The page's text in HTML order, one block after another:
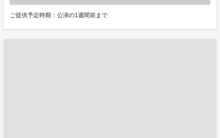
ご提供予定時期：公演の1週間前まで